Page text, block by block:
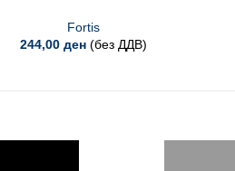
Fortis
244,00 ден (без ДДВ)